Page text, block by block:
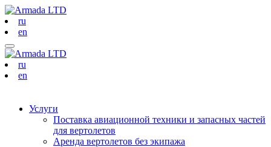
ru
en
ru
en
Услуги
Поставка авиационной техники и запасных частей
для вертолетов
Аренда вертолетов без экипажа